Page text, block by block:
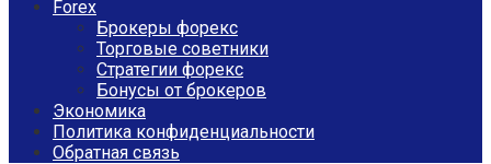
Forex
Брокеры форекс
Торговые советники
Стратегии форекс
Бонусы от брокеров
Экономика
Политика конфиденциальности
Обратная связь